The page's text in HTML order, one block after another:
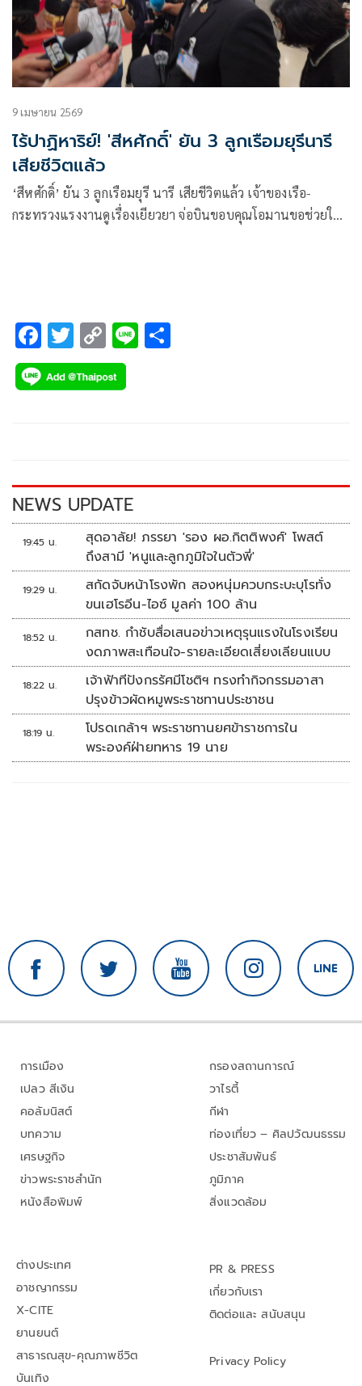
9 เมษายน 2569
ไร้ปาฏิหาริย์! 'สีหศักดิ์' ยัน 3 ลูกเรือมยุรีนารี
เสียชีวิตแล้ว
‘สีหศักดิ์’ ยัน 3 ลูกเรือมยุรี นารี เสียชีวิตแล้ว เจ้าของเรือ-
กระทรวงแรงงานดูเรื่องเยียวยา จ่อบินขอบคุณโอมานขอช่วยให้
F
ac
e
k
T
wi
tt
C
o
p
k
Li
NEWS UPDATE
19:45 น.
สุดอาลัย! ภรรยา 'รอง ผอ.กิตติพงศ์' โพสต์
ถึงสามี 'หนูและลูกภูมิใจในตัวพี่'
19:29 น.
สกัดจับหน้าโรงพัก สองหนุ่มควบกระบะบุโรทั่ง
ขนเฮโรอีน-ไอซ์ มูลค่า 100 ล้าน
18:52 น.
กสทช. กำชับสื่อเสนอข่าวเหตุรุนแรงในโรงเรียน
งดภาพสะเทือนใจ-รายละเอียดเสี่ยงเลียนแบบ
18:22 น.
เจ้าฟ้าทีปังกรรัศมีโชติฯ ทรงทำกิจกรรมอาสา
ปรุงข้าวผัดหมูพระราชทานประชาชน
18:19 น.
โปรดเกล้าฯ พระราชทานยศข้าราชการใน
พระองค์ฝ่ายทหาร 19 นาย
การเมือง
เปลว สีเงิน
คอลัมนิสต์
บทความ
เศรษฐกิจ
ข่าวพระราชสำนัก
หนังสือพิมพ์
กรองสถานการณ์
วาไรตี้
กีฬา
ท่องเที่ยว – ศิลปวัฒนธรรม
ประชาสัมพันธ์
ภูมิภาค
สิ่งแวดล้อม
ต่างประเทศ
อาชญากรรม
X-CITE
ยานยนต์
สาธารณสุข-คุณภาพชีวิต
บันเทิง
PR & PRESS
เกี่ยวกับเรา
ติดต่อและ สนับสนุน
Privacy Policy